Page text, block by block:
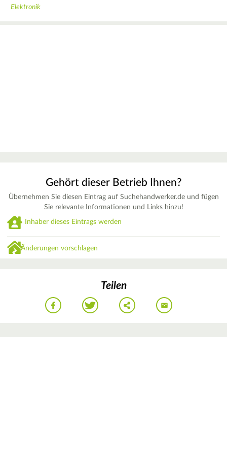
Elektronik
Gehört dieser Betrieb Ihnen?
Übernehmen Sie diesen Eintrag auf Suchehandwerker.de und fügen
Sie relevante Informationen und Links hinzu!
Inhaber dieses Eintrags werden
Änderungen vorschlagen
Teilen